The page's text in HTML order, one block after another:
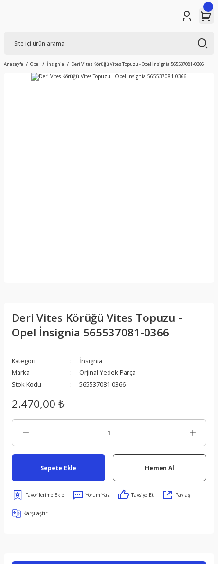
Anasayfa Opel İnsignia Deri Vites Körüğü Vites Topuzu - Opel İnsignia 565537081-0366
Deri Vites Körüğü Vites Topuzu -
Opel İnsignia 565537081-0366
Kategori
İnsignia
Marka
Orjinal Yedek Parça
Stok Kodu
565537081-0366
2.470,00 ₺
Sepete Ekle Hemen Al
Yorum Yaz Tavsiye Et Paylaş
Karşılaştır